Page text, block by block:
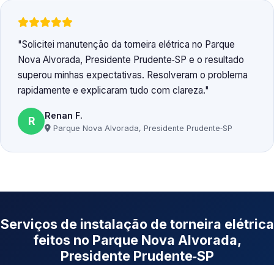
Solicitei manutenção da torneira elétrica no Parque
Nova Alvorada, Presidente Prudente‑SP e o resultado
superou minhas expectativas. Resolveram o problema
rapidamente e explicaram tudo com clareza.
R Renan F.
Parque Nova Alvorada, Presidente Prudente‑SP
Serviços de instalação de torneira elétrica
feitos no Parque Nova Alvorada,
Presidente Prudente‑SP